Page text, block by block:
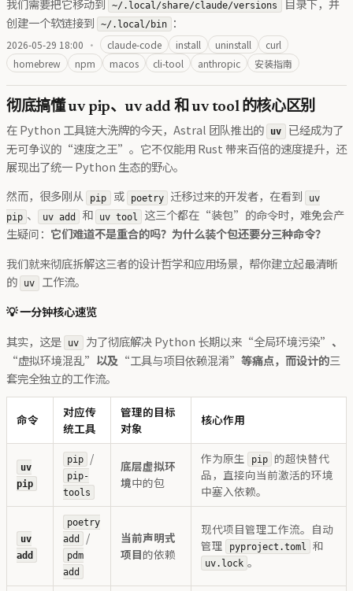
~/.local/share/claude/versions
创建一个软链接到
~/.local/bin ：
2026-05-29 18:00 · claude-code install uninstall
curl
homebrew
npm macos cli-tool anthropic 安装指南
彻底搞懂 uv pip、uv add 和 uv tool 的核心区别
在 Python 工具链大洗牌的今天，Astral 团队推出的 uv 已经成为了
无可争议的“速度之王”。它不仅能用 Rust 带来百倍的速度提升，还
展现出了统一 Python 生态的野心。
然而，很多刚从
pip 或 poetry 迁移过来的开发者，在看到 uv
pip 、 uv add 和 uv tool
这三个都在“装包”的命令时，难免会产
生疑问： 它们难道不是重合的吗？为什么装个包还要分三种命令？
我们就来彻底拆解这三者的设计哲学和应用场景，帮你建立起最清晰
的
uv 工作流。
💡 一分钟核心速览
其实，这是
uv 为了彻底解决 Python 长期以来“全局环境污染” 、
“虚拟环境混乱” 以及 “工具与项目依赖混淆” 等痛点，而设计的三
套完全独立的工作流。
命令
对应传
统工具
管理的目标
对象
核心作用
uv
pip
pip /
pip-
tools
底层虚拟环
境中的包
作为原生 pip 的超快替代
品，直接向当前激活的环境
中塞入依赖。
uv
add
poetry
add
/
pdm
add
当前声明式
项目的依赖
现代项目管理工作流。自动
管理
pyproject.toml 和
uv.lock 。